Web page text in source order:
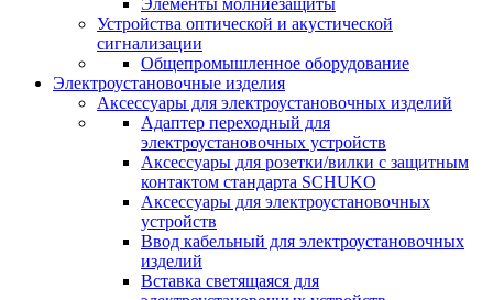
Элементы молниезащиты
Устройства оптической и акустической
сигнализации
Общепромышленное оборудование
Электроустановочные изделия
Аксессуары для электроустановочных изделий
Адаптер переходный для
электроустановочных устройств
Аксессуары для розетки/вилки с защитным
контактом стандарта SCHUKO
Аксессуары для электроустановочных
устройств
Ввод кабельный для электроустановочных
изделий
Вставка светящаяся для